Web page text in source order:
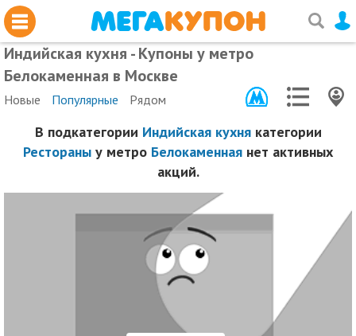
Индийская кухня - Купоны у метро
Белокаменная в Москве
Новые Популярные Рядом
В подкатегории Индийская кухнякатегории
Рестораны у метро Белокаменная нет активных
акций.